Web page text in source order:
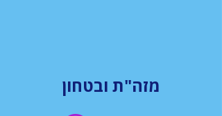
מזה"ת ובטחון